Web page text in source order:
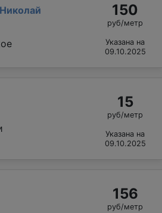
150
руб/метр
Указана на
09.10.2025
15
руб/метр
Указана на
09.10.2025
156
руб/метр